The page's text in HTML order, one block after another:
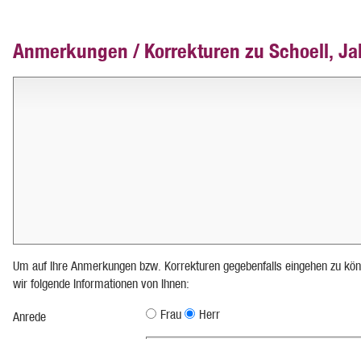
Anmerkungen / Korrekturen zu Schoell,
Um auf Ihre Anmerkungen bzw. Korrekturen gegebenfalls eingehen zu
wir folgende Informationen von Ihnen:
Anrede Frau Herr